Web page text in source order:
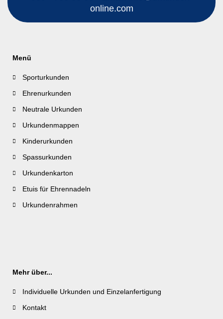
online.com
Menü
Sporturkunden
Ehrenurkunden
Neutrale Urkunden
Urkundenmappen
Kinderurkunden
Spassurkunden
Urkundenkarton
Etuis für Ehrennadeln
Urkundenrahmen
Mehr über...
Individuelle Urkunden und Einzelanfertigung
Kontakt